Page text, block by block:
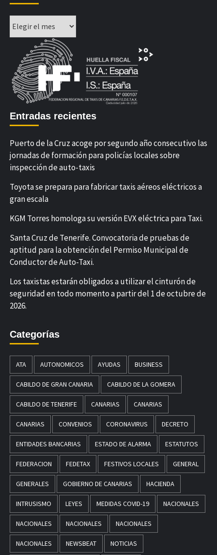
Entradas recientes
Puerto de la Cruz acoge por segundo año consecutivo las
jornadas de formación para policías locales sobre
inspección de auto-taxis
Toyota se prepara para fabricar taxis aéreos eléctricos a
gran escala
KGM Torres homologa su versión EVX eléctrica para Taxi.
Santa Cruz de Tenerife. Convocatoria de pruebas de
aptitud para la obtención del Permiso Municipal de
Conductor de Auto-Taxi.
Los taxistas estarán obligados a utilizar el cinturón de
seguridad en todo momento a partir del 1 de octubre de
2026.
Categorías
ATA AUTONOMICOS AYUDAS BUSINESS
CABILDO DE GRAN CANARIA CABILDO DE LA GOMERA
CABILDO DE TENERIFE CANARIAS CANARIAS
CANARIAS CONVENIOS CORONAVIRUS DECRETO
ENTIDADES BANCARIAS ESTADO DE ALARMA ESTATUTOS
FEDERACION FEDETAX FESTIVOS LOCALES GENERAL
GENERALES GOBIERNO DE CANARIAS HACIENDA
INTRUSISMO LEYES MEDIDAS COVID-19 NACIONALES
NACIONALES NACIONALES NACIONALES
NACIONALES NEWSBEAT NOTICIAS